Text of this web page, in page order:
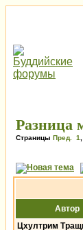
Разница
Страницы Пред. 1
Автор
Цхултрим